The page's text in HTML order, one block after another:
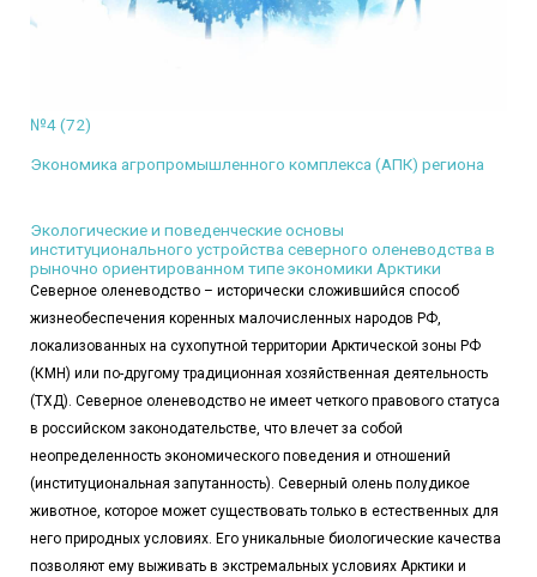
№4 (72)
Экономика агропромышленного комплекса (АПК) региона
Экологические и поведенческие основы
институционального устройства северного оленеводства в
рыночно ориентированном типе экономики Арктики
Северное оленеводство – исторически сложившийся способ
жизнеобеспечения коренных малочисленных народов РФ,
локализованных на сухопутной территории Арктической зоны РФ
(КМН) или по-другому традиционная хозяйственная деятельность
(ТХД). Северное оленеводство не имеет четкого правового статуса
в российском законодательстве, что влечет за собой
неопределенность экономического поведения и отношений
(институциональная запутанность). Северный олень полудикое
животное, которое может существовать только в естественных для
него природных условиях. Его уникальные биологические качества
позволяют ему выживать в экстремальных условиях Арктики и